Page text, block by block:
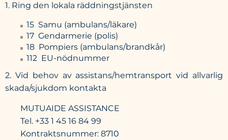
1. Ring den lokala räddningstjänsten
15 Samu (ambulans/läkare)
17 Gendarmerie (polis)
18 Pompiers (ambulans/brandkår)
112 EU-nödnummer
2. Vid behov av assistans/hemtransport vid allvarlig
skada/sjukdom kontakta
MUTUAIDE ASSISTANCE
Tel. +33 1 45 16 84 99
Kontraktsnummer: 8710